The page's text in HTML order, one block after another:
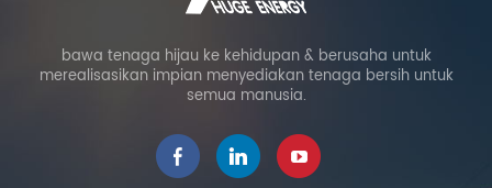
bawa tenaga hijau ke kehidupan & berusaha untuk
merealisasikan impian menyediakan tenaga bersih untuk
semua manusia.